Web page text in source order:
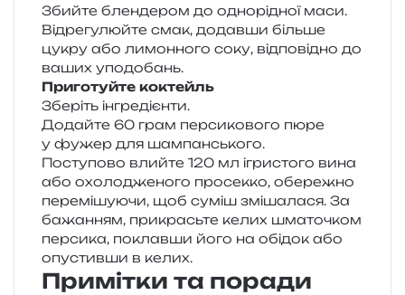
Збийте блен­де­ром до одно­рі­дної маси.
Відрегулюйте смак, додав­ши біль­ше
цукру або лимон­но­го соку, від­по­від­но до
ваших уподобань.
Приготуйте коктейль
Зберіть інгре­ді­єн­ти.
Додайте 60 грам пер­си­ко­во­го пюре
у фужер для шампанського.
Поступово влий­те 120 мл ігри­сто­го вина
або охо­ло­дже­но­го про­сек­ко, обе­ре­жно
пере­мі­шу­ю­чи, щоб суміш змі­ша­ла­ся. За
бажа­н­ням, при­кра­сьте келих шма­то­чком
пер­си­ка, поклав­ши його на обі­док або
опу­стив­ши в келих.
Примітки та поради